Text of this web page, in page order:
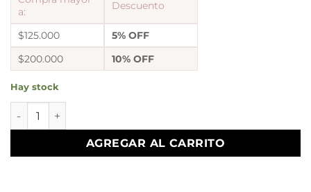
a:
Descuento
$125.000
5% OFF
$200.000
10% OFF
Hay stock
0 esclavas plateadas mod 37 cantidad
AGREGAR AL CARRITO